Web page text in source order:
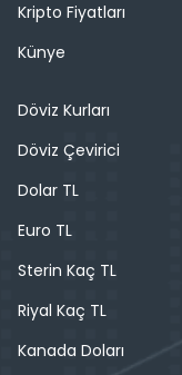
Kripto Fiyatları
Künye
Döviz Kurları
Döviz Çevirici
Dolar TL
Euro TL
Sterin Kaç TL
Riyal Kaç TL
Kanada Doları